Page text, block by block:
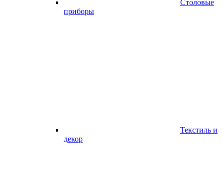
Столовые
приборы
Текстиль и
декор